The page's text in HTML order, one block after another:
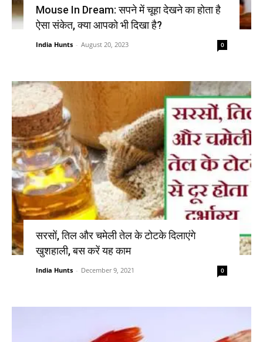
Mouse In Dream: सपने में चूहा देखने का होता है
ऐसा संकेत, क्या आपको भी दिखा है?
India Hunts - August 20, 2023 0
सरसों, तिल और चमेली तेल के टोटके दिलाएंगे
खुशहाली, बस करें यह काम
India Hunts - December 9, 2021 0